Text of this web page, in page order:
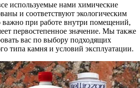
используемые нами химические
и соответствуют экологическим
при работе внутри помещений,
первостепенное значение. Мы также
вас по выбору подходящих
типа камня и условий эксплуатации.